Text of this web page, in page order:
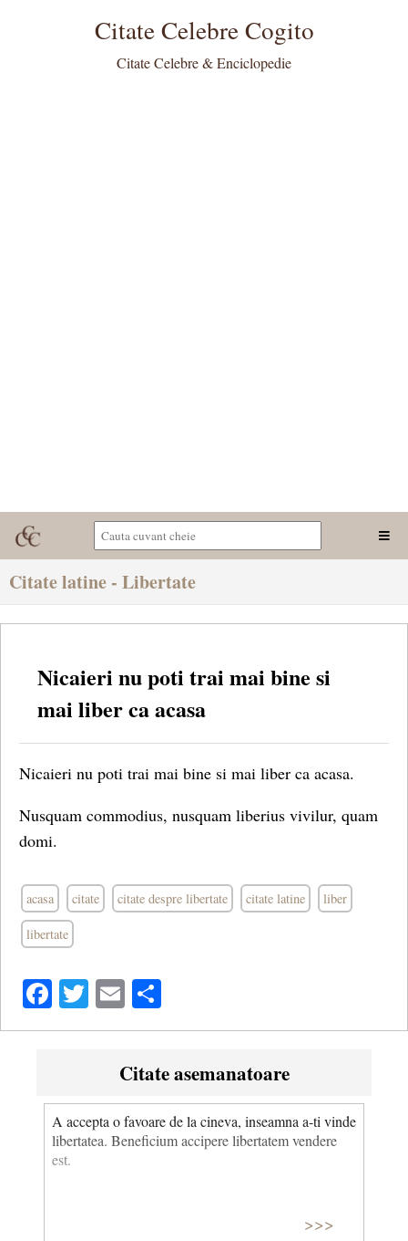
Citate Celebre Cogito
Citate Celebre & Enciclopedie
Citate latine - Libertate
Nicaieri nu poti trai mai bine si
mai liber ca acasa
Nicaieri nu poti trai mai bine si mai liber ca acasa.
Nusquam commodius, nusquam liberius vivilur, quam
domi.
acasa citate citate despre libertate citate latine liber
libertate
Facebook
Twitter
Email
Citate asemanatoare
A accepta o favoare de la cineva, inseamna a-ti vinde
libertatea. Beneficium accipere libertatem vendere
est.
>>>